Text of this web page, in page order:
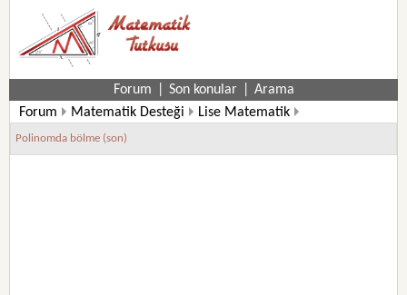
Forum Son konular
Arama
Forum
Matematik Desteği
Lise Matematik
10. Sınıf Matematik Soruları
Polinomda bölme (son)